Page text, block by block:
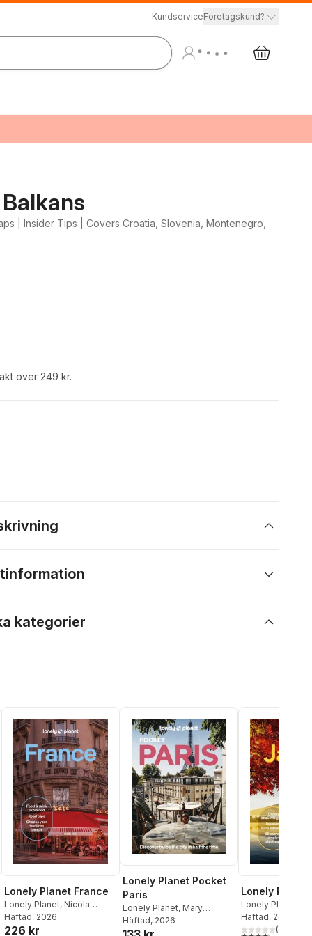
KundserviceFöretagskund?
| Insider Tips | Covers Croatia, Slovenia, Montenegro,
över 249 kr.
kategorier
Lonely Planet France
Lonely Planet, Nicola
Williams,Jean-Bernard
Carillet,Cyrena Lee
Häftad, 2026
226 kr
Lonely Planet Pocket
Paris
Lonely Planet, Mary
Winston Nicklin
Averbuck
Häftad, 2026
Lonely Planet
Lonely Planet
Häftad, 2024
(